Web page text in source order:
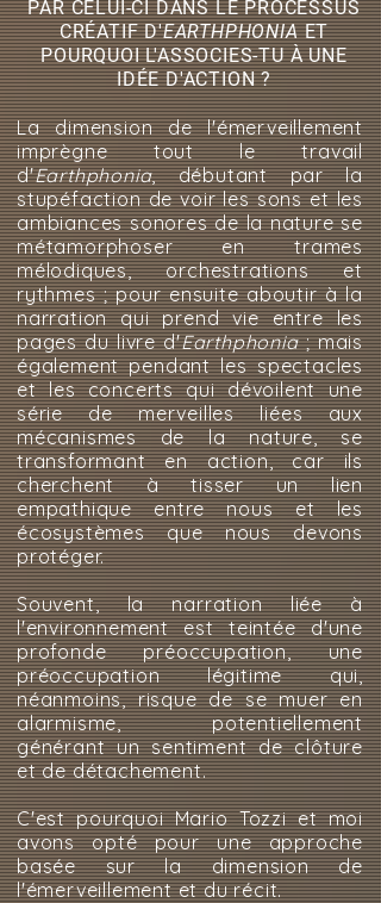
PAR CELUI-CI DANS LE PROCESSUS
CRÉATIF D'EARTHPHONIAET
POURQUOI L'ASSOCIES-TU À UNE
IDÉE D'ACTION ?
La dimension de l'émerveillement
imprègne tout le travail
d'Earthphonia, débutant par la
stupéfaction de voir les sons et les
ambiances sonores de la nature se
métamorphoser en trames
mélodiques, orchestrations et
rythmes ; pour ensuite aboutir à la
narration qui prend vie entre les
pages du livre d'Earthphonia; mais
également pendant les spectacles
et les concerts qui dévoilent une
série de merveilles liées aux
mécanismes de la nature, se
transformant en action, car ils
cherchent à tisser un lien
empathique entre nous et les
écosystèmes que nous devons
protéger.
Souvent, la narration liée à
l'environnement est teintée d'une
profonde préoccupation, une
préoccupation légitime qui,
néanmoins, risque de se muer en
alarmisme, potentiellement
générant un sentiment de clôture
et de détachement.
C'est pourquoi Mario Tozzi et moi
avons opté pour une approche
basée sur la dimension de
l'émerveillement et du récit.